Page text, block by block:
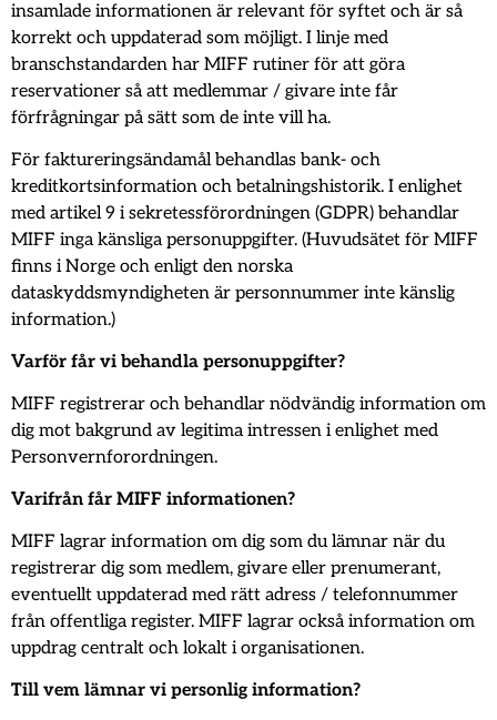
insamlade informationen är relevant för syftet och är så
korrekt och uppdaterad som möjligt. I linje med
branschstandarden har MIFF rutiner för att göra
reservationer så att medlemmar / givare inte får
förfrågningar på sätt som de inte vill ha.
För faktureringsändamål behandlas bank- och
kreditkortsinformation och betalningshistorik. I enlighet
med artikel 9 i sekretessförordningen (GDPR) behandlar
MIFF inga känsliga personuppgifter. (Huvudsätet för MIFF
finns i Norge och enligt den norska
dataskyddsmyndigheten är personnummer inte känslig
information.)
Varför får vi behandla personuppgifter?
MIFF registrerar och behandlar nödvändig information om
dig mot bakgrund av legitima intressen i enlighet med
Personvernforordningen.
Varifrån får MIFF informationen?
MIFF lagrar information om dig som du lämnar när du
registrerar dig som medlem, givare eller prenumerant,
eventuellt uppdaterad med rätt adress / telefonnummer
från offentliga register. MIFF lagrar också information om
uppdrag centralt och lokalt i organisationen.
Till vem lämnar vi personlig information?